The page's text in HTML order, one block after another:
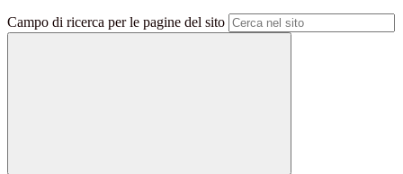
Campo di ricerca per le pagine del sito